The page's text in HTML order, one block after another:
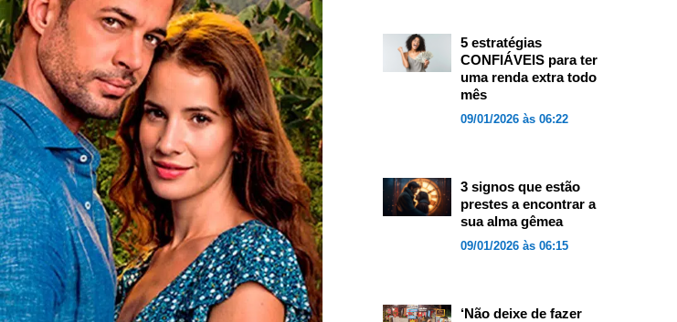
5 estratégias
CONFIÁVEIS para ter
uma renda extra todo
mês
09/01/2026 às 06:22
3 signos que estão
prestes a encontrar a
sua alma gêmea
09/01/2026 às 06:15
‘Não deixe de fazer